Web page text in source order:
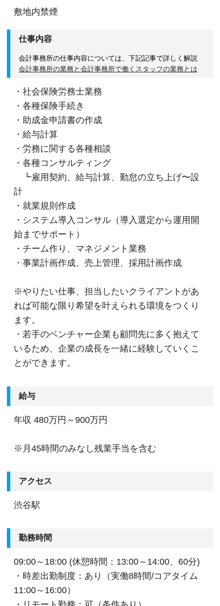
敷地内禁煙
仕事内容
会計事務所の仕事内容については、下記記事で詳しく解説
会計事務所の業務と会計事務所で働くスタッフの業務とは
・社会保険労務士業務
・各種保険手続き
・助成金申請書の作成
・給与計算
・労務に関する各種相談
・各種コンサルティング
┗雇用契約、給与計算、勤怠の立ち上げ〜設
計
・就業規則作成
・システム導入コンサル（導入選定から運用開
始までサポート）
・チーム作り、マネジメント業務
・事業計画作成、売上管理、採用計画作成
※やりたい仕事、担当したいクライアントがあ
れば可能な限り希望を叶えられる環境をつくり
ます。
・若手のベンチャー企業も顧問先に多く抱えて
いるため、企業の成長を一緒に経験していくこ
とができます。
給与
年収 480万円～900万円
※月45時間のみなし残業手当を含む
アクセス
渋谷駅
勤務時間
09:00～18:00 (休憩時間：13:00～14:00、60分)
・時差出勤制度：あり（実働8時間/コアタイム
11:00～16:00）